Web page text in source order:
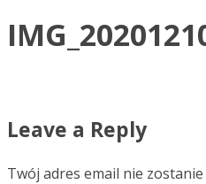
Leave a Reply
Twój adres email nie